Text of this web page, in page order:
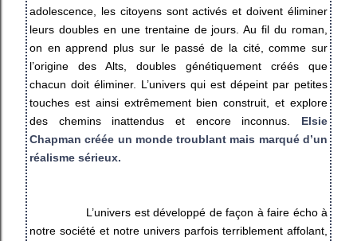
adolescence, les citoyens sont activés et doivent éliminer
leurs doubles en une trentaine de jours. Au fil du roman,
on en apprend plus sur le passé de la cité, comme sur
l’origine des Alts, doubles génétiquement créés que
chacun doit éliminer. L’univers qui est dépeint par petites
touches est ainsi extrêmement bien construit, et explore
des chemins inattendus et encore inconnus. Elsie
Chapman créée un monde troublant mais marqué d’un
réalisme sérieux.
L’univers est développé de façon à faire écho à
notre société et notre univers parfois terriblement affolant,